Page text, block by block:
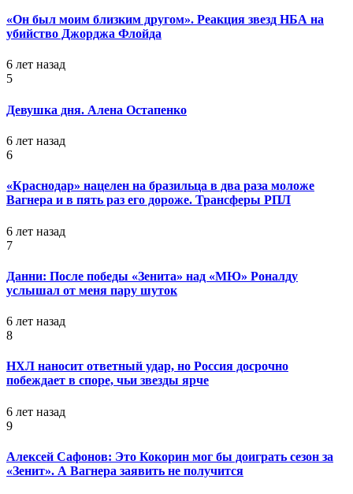
«Он был моим близким другом». Реакция звезд НБА на
убийство Джорджа Флойда
6 лет назад
5
Девушка дня. Алена Остапенко
6 лет назад
6
«Краснодар» нацелен на бразильца в два раза моложе
Вагнера и в пять раз его дороже. Трансферы РПЛ
6 лет назад
7
Данни: После победы «Зенита» над «МЮ» Роналду
услышал от меня пару шуток
6 лет назад
8
НХЛ наносит ответный удар, но Россия досрочно
побеждает в споре, чьи звезды ярче
6 лет назад
9
Алексей Сафонов: Это Кокорин мог бы доиграть сезон за
«Зенит». А Вагнера заявить не получится